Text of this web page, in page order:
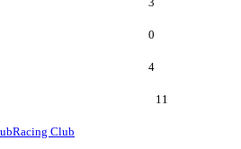
0
4
11
Racing Club